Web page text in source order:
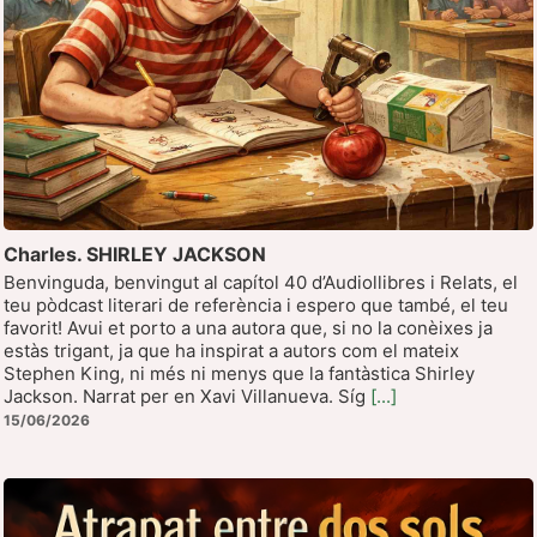
de
episodios
Charles. SHIRLEY JACKSON
Benvinguda, benvingut al capítol 40 d’Audiollibres i Relats, el
teu pòdcast literari de referència i espero que també, el teu
favorit! Avui et porto a una autora que, si no la conèixes ja
estàs trigant, ja que ha inspirat a autors com el mateix
Stephen King, ni més ni menys que la fantàstica Shirley
Jackson. Narrat per en Xavi Villanueva. Síg [...]
15/06/2026